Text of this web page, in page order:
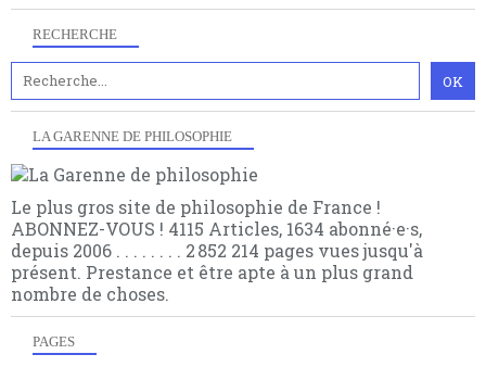
RECHERCHE
LA GARENNE DE PHILOSOPHIE
Le plus gros site de philosophie de France !
ABONNEZ-VOUS ! 4115 Articles, 1634 abonné·e·s,
depuis 2006 . . . . . . . . 2 852 214 pages vues jusqu'à
présent. Prestance et être apte à un plus grand
nombre de choses.
PAGES